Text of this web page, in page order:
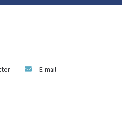
E-mail